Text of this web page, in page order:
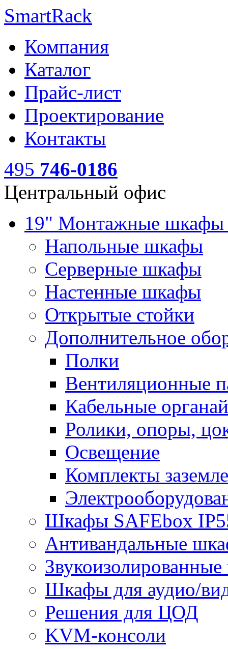
SmartRack
Компания
Каталог
Прайс-лист
Проектирование
Контакты
495 746-0186
Центральный офис
19" Монтажные
Напольные шкафы
Серверные шкафы
Настенные шкафы
Открытые стойки
Дополнительное
Полки
Вентиляционные
Кабельные
Ролики, опоры,
Освещение
Комплекты
Шкафы SAFEbox
Антивандальные
Шкафы для аудио/
Решения для ЦОД
KVM-консоли